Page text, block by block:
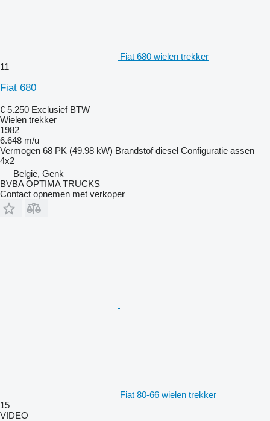
Fiat 680 wielen trekker
11
Fiat 680
€ 5.250 Exclusief BTW
Wielen trekker
1982
6.648 m/u
Vermogen 68 PK (49.98 kW) Brandstof diesel Configuratie assen
4x2
België, Genk
BVBA OPTIMA TRUCKS
Contact opnemen met verkoper
Fiat 80-66 wielen trekker
15
VIDEO